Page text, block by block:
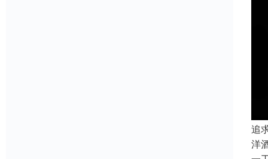
追
洋